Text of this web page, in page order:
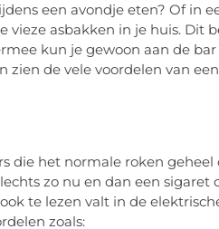
een avondje eten? Of in
vieze asbakken in je huis.
kun je gewoon aan de
zien de vele voordelen van
die het normale roken
zo nu en dan een
te lezen valt in de
zoals: